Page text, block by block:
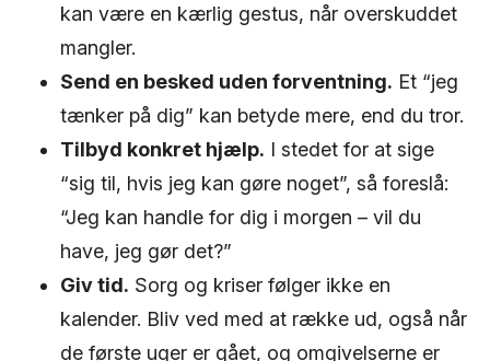
kan være en kærlig gestus, når overskuddet
mangler.
Send en besked uden forventning. Et “jeg
tænker på dig” kan betyde mere, end du tror.
Tilbyd konkret hjælp. I stedet for at sige
“sig til, hvis jeg kan gøre noget”, så foreslå:
“Jeg kan handle for dig i morgen – vil du
have, jeg gør det?”
Giv tid. Sorg og kriser følger ikke en
kalender. Bliv ved med at række ud, også når
de første uger er gået, og omgivelserne er